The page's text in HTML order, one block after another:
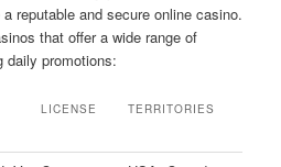
reputable and secure online casino.
that offer a wide range of
daily promotions:
LICENSE TERRITORIES